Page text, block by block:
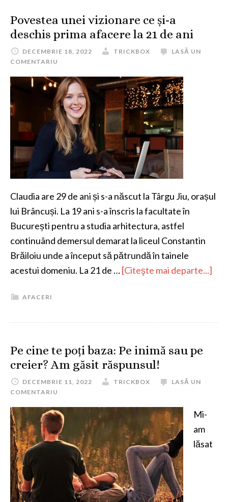
Povestea unei vizionare ce și-a
deschis prima afacere la 21 de ani
DECEMBRIE 18, 2022 TRICKBOX
LASĂ UN
COMENTARIU
Claudia are 29 de ani și s-a născut la Târgu Jiu, orașul
lui Brâncuși. La 19 ani s-a înscris la facultate în
București pentru a studia arhitectura, astfel
continuând demersul demarat la liceul Constantin
Brăiloiu unde a început să pătrundă în tainele
acestui domeniu. La 21 de …[Citeşte mai departe...]
AFACERI
Pe cine te poți baza: Pe inimă sau pe
creier? Am găsit răspunsul!
DECEMBRIE 11, 2022 TRICKBOX
LASĂ UN
COMENTARIU
Mi-
am
lăsat